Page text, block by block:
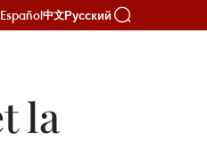
Español中文Русский
la